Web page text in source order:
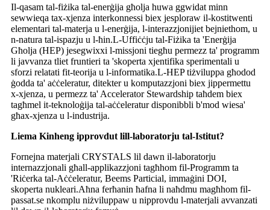
Il-qasam tal-fiżika tal-enerġija għolja huwa ggwidat minn
sewwieqa tax-xjenza interkonnessi biex jesploraw il-kostitwenti
elementari tal-materja u l-enerġija, l-interazzjonijiet bejniethom, u
n-natura tal-ispazju u l-ħin.L-Uffiċċju tal-Fiżika ta 'Enerġija
Għolja (HEP) jesegwixxi l-missjoni tiegħu permezz ta' programm
li javvanza tliet fruntieri ta 'skoperta xjentifika sperimentali u
sforzi relatati fit-teorija u l-informatika.L-HEP tiżviluppa għodod
ġodda ta' aċċeleratur, ditekter u komputazzjoni biex jippermettu
x-xjenza, u permezz ta' Accelerator Stewardship taħdem biex
tagħmel it-teknoloġija tal-aċċeleratur disponibbli b'mod wiesa'
għax-xjenza u l-industrija.
Liema Kinheng ipprovdut lill-laboratorju tal-Istitut?
Fornejna materjali CRYSTALS lil dawn il-laboratorju
internazzjonali għall-applikazzjoni tagħhom fil-Programm ta
'Riċerka tal-Aċċeleratur, Beems Particial, immaġini DOI,
skoperta nukleari.Aħna ferħanin ħafna li naħdmu magħhom fil-
passat.se nkomplu niżviluppaw u nipprovdu l-materjali avvanzati